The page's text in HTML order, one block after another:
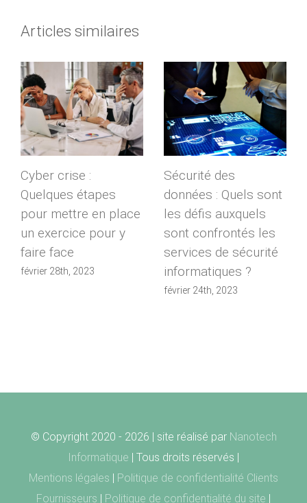
Articles similaires
Cyber crise :
Quelques étapes
pour mettre en place
un exercice pour y
faire face
février 28th, 2023
Sécurité des
données : Quels sont
les défis auxquels
sont confrontés les
services de sécurité
informatiques ?
février 24th, 2023
© Copyright 2020 - 2026 | site réalisé par Nanotech
Informatique | Tous droits réservés |
Mentions légales | Politique de confidentialité Clients
Fournisseurs | Politique de confidentialité du site |